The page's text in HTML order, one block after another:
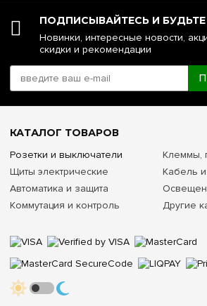
ПОДПИСЫВАЙТЕСЬ И
Новинки, интересные новости,
скидки и рекомендации
КАТАЛОГ ТОВАРОВ
Розетки и выключатели
Щиты электрические
Автоматика и защита
Коммутация и контроль
Клеммы,
Кабель
Другие